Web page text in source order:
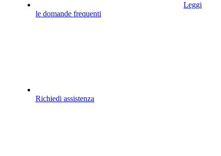
Leggi
le domande frequenti
Richiedi assistenza